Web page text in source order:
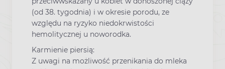
(od 38. tygodnia) i w okresie porodu, ze
względu na ryzyko niedokrwistości
hemolitycznej u noworodka.
Karmienie piersią:
Z uwagi na możliwość przenikania do mleka